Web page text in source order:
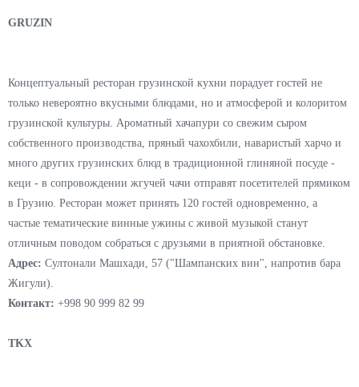
OILA Cafe
Городское кафе, несмотря на название, имеет абсолютно
"европейский" набор блюд – тут и пасты, и бургер с хот-догом,
всевозможные салаты и десерты.
Адрес:ул.Мустакиллик, 79
Контакт:+998 99 080 07 77
GRUZIN
Концептуальный ресторан грузинской кухни порадует гостей не
только невероятно вкусными блюдами, но и атмосферой и колоритом
грузинской культуры. Ароматный хачапури со свежим сыром
много других грузинских блюд в традиционной глиняной посуде -